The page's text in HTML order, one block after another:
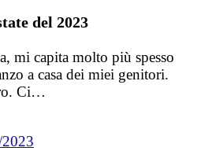
del 2023
mi capita molto più spesso
a casa dei miei genitori.
Ci…